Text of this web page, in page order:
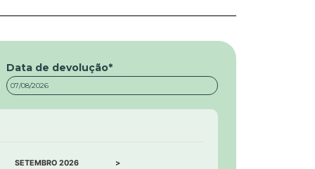
Data de devolução*
SETEMBRO 2026 >